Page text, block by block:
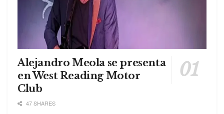
Alejandro Meola se presenta
en West Reading Motor
Club
47 SHARES